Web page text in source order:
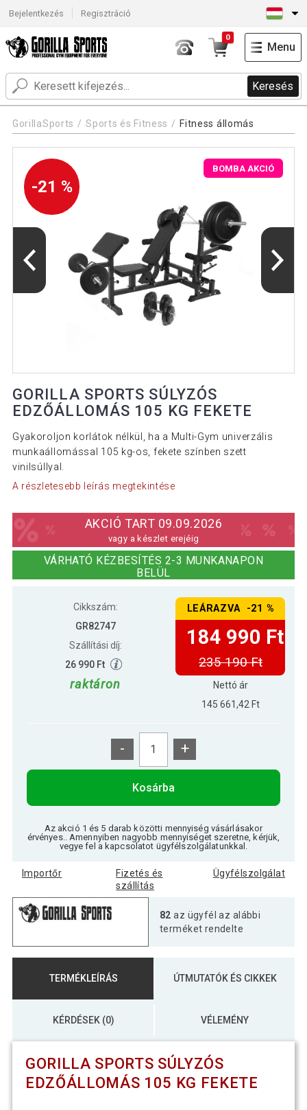
Bejelentkezés Regisztráció
Keresés
0
Menu
GorillaSports Sports és Fitness Fitness állomás
-21 %
BOMBA AKCIÓ
GORILLA SPORTS SÚLYZÓS
EDZŐÁLLOMÁS 105 KG FEKETE
Gyakoroljon korlátok nélkül, ha a Multi-Gym univerzális
munkaállomással 105 kg-os, fekete színben szett
vinilsúllyal.
A részletesebb leírás megtekintése
AKCIÓ TART 09.09.2026
vagy a készlet erejéig
VÁRHATÓ KÉZBESÍTÉS 2-3 MUNKANAPON
BELÜL
Cikkszám:
GR82747
Szállítási díj:
26 990 Ft
raktáron
LEÁRAZVA -21 %
184 990 Ft
235 190 Ft
Nettó ár
145 661,42 Ft
- +
Kosárba
Az akció 1 és 5 darab közötti mennyiség vásárlásakor
érvényes.. Amennyiben nagyobb mennyiséget szeretne, kérjük,
vegye fel a kapcsolatot ügyfélszolgálatunkkal.
Importőr
Fizetés és
szállítás
Ügyfélszolgálat
82 az ügyfél az alábbi
terméket rendelte
TERMÉKLEÍRÁS ÚTMUTATÓK ÉS CIKKEK
KÉRDÉSEK (0) VÉLEMÉNY
GORILLA SPORTS SÚLYZÓS
EDZŐÁLLOMÁS 105 KG FEKETE